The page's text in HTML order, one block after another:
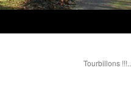
Tourbillons !!!..